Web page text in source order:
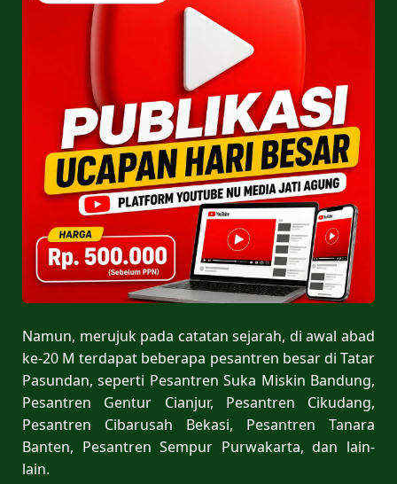
Namun, merujuk pada catatan sejarah, di awal abad
ke-20 M terdapat beberapa pesantren besar di Tatar
Pasundan, seperti Pesantren Suka Miskin Bandung,
Pesantren Gentur Cianjur, Pesantren Cikudang,
Pesantren Cibarusah Bekasi, Pesantren Tanara
Banten, Pesantren Sempur Purwakarta, dan lain-
lain.